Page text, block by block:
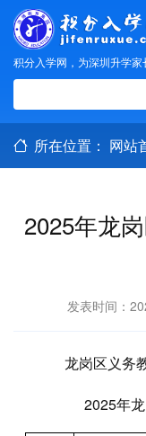
积分入学网，为深圳升学
所在位置： 网站
2025年龙
发表时间：
龙岗区义务
2025年